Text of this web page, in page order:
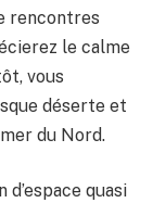
rencontres
le calme
vous
déserte et
du Nord.
d’espace quasi